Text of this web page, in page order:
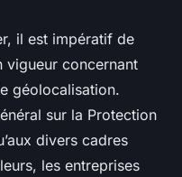
il est impératif de
vigueur concernant
géolocalisation.
sur la Protection
divers cadres
les entreprises